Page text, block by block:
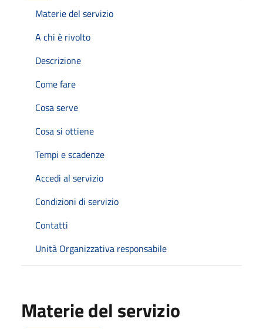
Materie del servizio
A chi è rivolto
Descrizione
Come fare
Cosa serve
Cosa si ottiene
Tempi e scadenze
Accedi al servizio
Condizioni di servizio
Contatti
Unità Organizzativa responsabile
Materie del servizio